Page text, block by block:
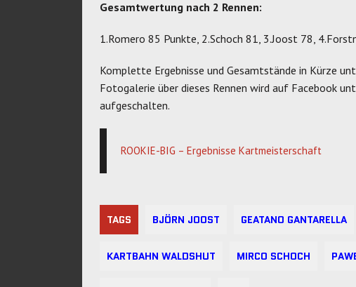
Gesamtwertung nach 2 Rennen:
1.Romero 85 Punkte, 2.Schoch 81, 3.Joost 78,
Komplette Ergebnisse und Gesamtstände in Kürze
Fotogalerie über dieses Rennen wird auf Facebook
aufgeschalten.
ROOKIE-BIG – Ergebnisse Kartmeisterschaft
TAGS BJÖRN JOOST GEATANO GANTARELLA
KARTBAHN WALDSHUT MIRCO SCHOCH